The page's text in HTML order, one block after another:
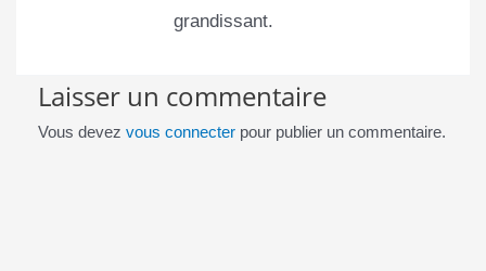
grandissant.
Laisser un commentaire
Vous devez vous connecterpour publier un commentaire.